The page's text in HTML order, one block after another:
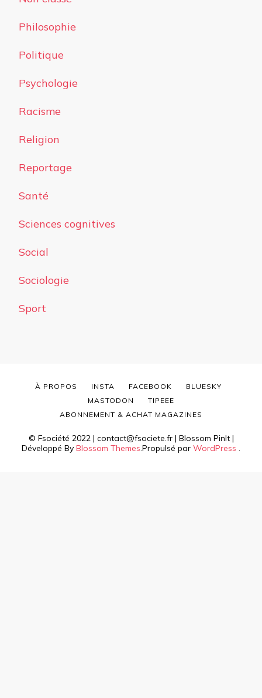
Philosophie
Politique
Psychologie
Racisme
Religion
Reportage
Santé
Sciences cognitives
Social
Sociologie
Sport
© Fsociété 2022 | contact@fsociete.fr | Blossom PinIt |
Développé By Blossom Themes.Propulsé par WordPress .
À PROPOS INSTA FACEBOOK
BLUESKY
MASTODON
TIPEEE
ABONNEMENT & ACHAT MAGAZINES